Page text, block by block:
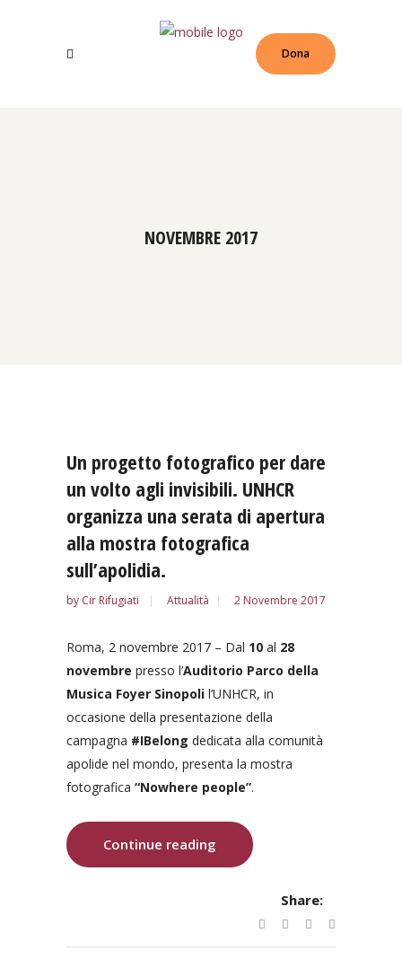
Dona
NOVEMBRE 2017
Un progetto fotografico per dare
un volto agli invisibili. UNHCR
organizza una serata di apertura
alla mostra fotografica
sull’apolidia.
by Cir Rifugiati Attualità 2 Novembre 2017
Roma, 2 novembre 2017 – Dal 10 al 28
novembre presso l’Auditorio Parco della
Musica Foyer Sinopoli l’UNHCR, in
occasione della presentazione della
campagna #IBelong dedicata alla comunità
apolide nel mondo, presenta la mostra
fotografica “Nowhere people”.
Continue reading
Share: